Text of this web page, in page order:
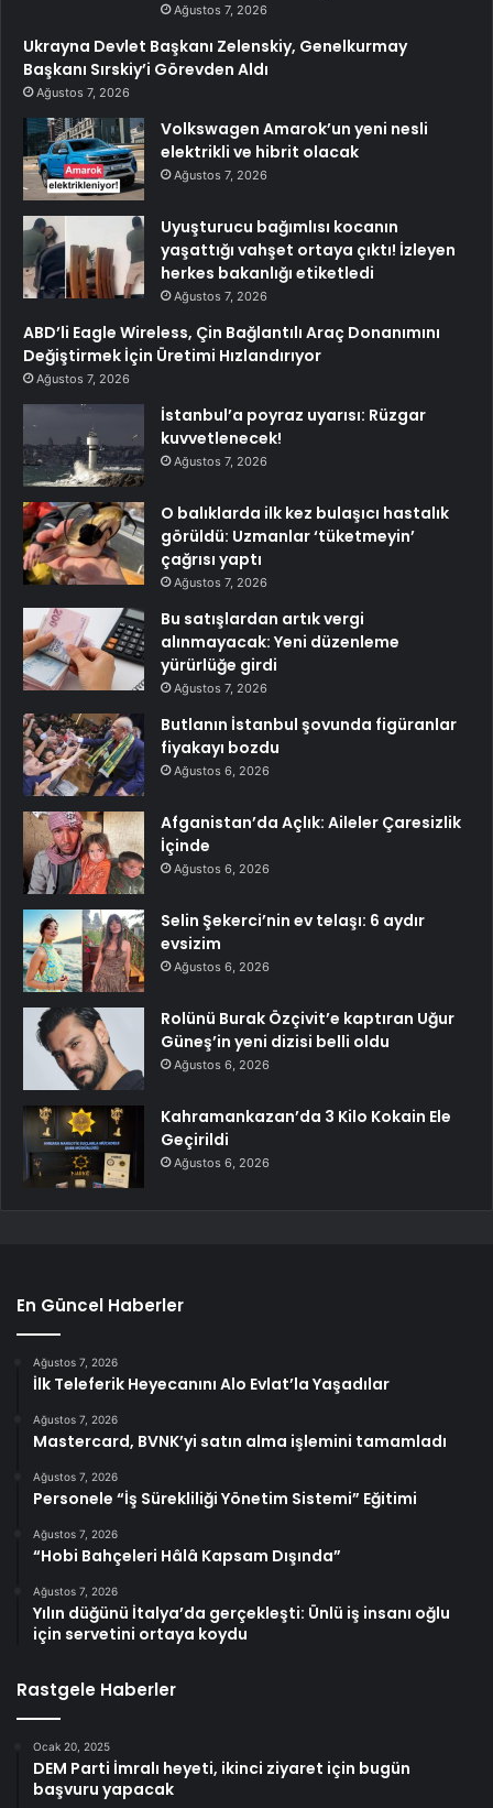
Ağustos 7, 2026
Ukrayna Devlet Başkanı Zelenskiy, Genelkurmay
Başkanı Sırskiy’i Görevden Aldı
Ağustos 7, 2026
Volkswagen Amarok’un yeni nesli
elektrikli ve hibrit olacak
Ağustos 7, 2026
Uyuşturucu bağımlısı kocanın
yaşattığı vahşet ortaya çıktı! İzleyen
herkes bakanlığı etiketledi
Ağustos 7, 2026
ABD’li Eagle Wireless, Çin Bağlantılı Araç Donanımını
Değiştirmek İçin Üretimi Hızlandırıyor
Ağustos 7, 2026
İstanbul’a poyraz uyarısı: Rüzgar
kuvvetlenecek!
Ağustos 7, 2026
O balıklarda ilk kez bulaşıcı hastalık
görüldü: Uzmanlar ‘tüketmeyin’
çağrısı yaptı
Ağustos 7, 2026
Bu satışlardan artık vergi
alınmayacak: Yeni düzenleme
yürürlüğe girdi
Ağustos 7, 2026
Butlanın İstanbul şovunda figüranlar
fiyakayı bozdu
Ağustos 6, 2026
Afganistan’da Açlık: Aileler Çaresizlik
İçinde
Ağustos 6, 2026
Selin Şekerci’nin ev telaşı: 6 aydır
evsizim
Ağustos 6, 2026
Rolünü Burak Özçivit’e kaptıran Uğur
Güneş’in yeni dizisi belli oldu
Ağustos 6, 2026
Kahramankazan’da 3 Kilo Kokain Ele
Geçirildi
Ağustos 6, 2026
En Güncel Haberler
Ağustos 7, 2026
İlk Teleferik Heyecanını Alo Evlat’la Yaşadılar
Ağustos 7, 2026
Mastercard, BVNK’yi satın alma işlemini tamamladı
Ağustos 7, 2026
Personele “İş Sürekliliği Yönetim Sistemi” Eğitimi
Ağustos 7, 2026
“Hobi Bahçeleri Hâlâ Kapsam Dışında”
Ağustos 7, 2026
Yılın düğünü İtalya’da gerçekleşti: Ünlü iş insanı oğlu
için servetini ortaya koydu
Rastgele Haberler
Ocak 20, 2025
DEM Parti İmralı heyeti, ikinci ziyaret için bugün
başvuru yapacak